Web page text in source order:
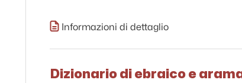
Informazioni di dettaglio
Dizionario di ebraico e